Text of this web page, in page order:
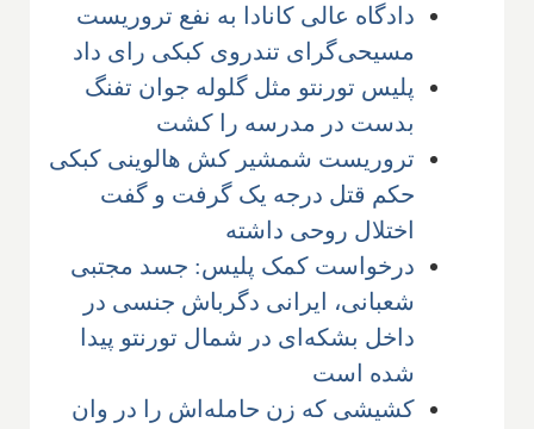
دادگاه عالی کانادا به نفع تروریست
مسیحی‌گرای تندروی کبکی رای داد
پلیس تورنتو مثل گلوله جوان تفنگ
بدست در مدرسه را کشت
تروریست شمشیر کش هالوینی کبکی
حکم قتل درجه یک گرفت و گفت
اختلال روحی داشته
درخواست کمک پلیس: جسد مجتبی
شعبانی، ایرانی دگرباش جنسی در
داخل بشکه‌ای در شمال تورنتو پیدا
شده است
کشیشی که زن حامله‌اش را در وان